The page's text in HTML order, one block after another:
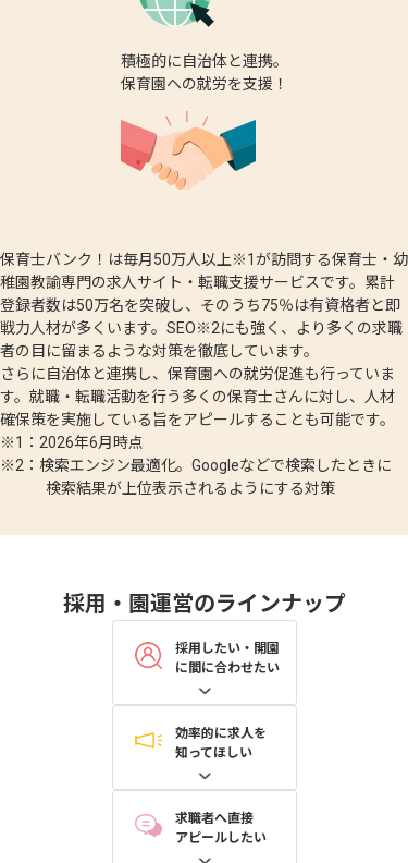
積極的に自治体と連携。
保育園への就労を支援！
保育士バンク！は毎月50万人以上※1が訪問する保育士・幼
稚園教諭専門の求人サイト・転職支援サービスです。累計
登録者数は50万名を突破し、そのうち75％は有資格者と即
戦力人材が多くいます。SEO※2にも強く、より多くの求職
者の目に留まるような対策を徹底しています。
さらに自治体と連携し、保育園への就労促進も行っていま
す。就職・転職活動を行う多くの保育士さんに対し、人材
確保策を実施している旨をアピールすることも可能です。
※1：2026年6月時点
※2：検索エンジン最適化。Googleなどで検索したときに
検索結果が上位表示されるようにする対策
採用・園運営のラインナップ
採用したい・開園
に間に合わせたい
効率的に求人を
知ってほしい
求職者へ直接
アピールしたい